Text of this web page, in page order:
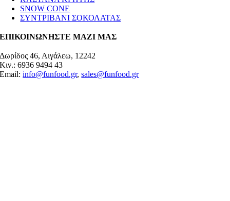
SNOW CONE
ΣΥΝΤΡΙΒΑΝΙ ΣΟΚΟΛΑΤΑΣ
ΕΠΙΚΟΙΝΩΝΗΣΤΕ ΜΑΖΙ ΜΑΣ
Δωρίδος 46, Αιγάλεω, 12242
Κιν.: 6936 9494 43
Email:info@funfood.gr,sales@funfood.gr